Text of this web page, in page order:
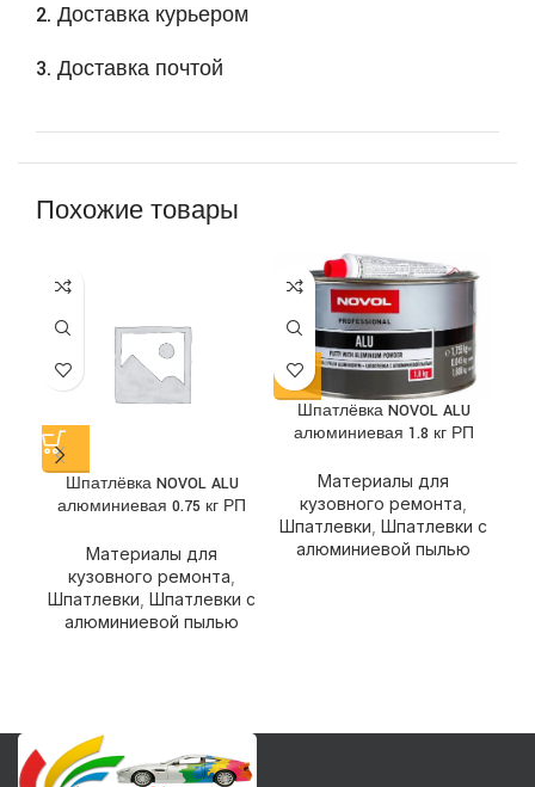
2. Доставка курьером
3. Доставка почтой
Похожие товары
Шпатлёвка NOVOL ALU
алюминиевая 0.75 кг РП
Материалы для
кузовного ремонта
Шпатлевки Шпатлевки с
алюминиевой пылью
Шпатлёвка NOVOL ALU
алюминиевая 1.8 кг РП
Материалы для
кузовного ремонта
Шпатлевки Шпатлевки с
алюминиевой пылью